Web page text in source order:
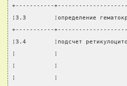
+-----------
¦3.3        ¦определение
+-----------
¦3.4        ¦подсчет
¦           ¦
¦           ¦
¦           ¦